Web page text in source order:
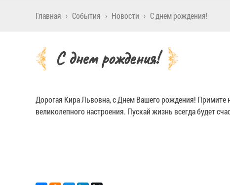
Главная › События › Новости › С днем рождения!
С днем рождения!
Дорогая Кира Львовна, с Днем Вашего рождения! Примите
великолепного настроения. Пускай жизнь всегда будет